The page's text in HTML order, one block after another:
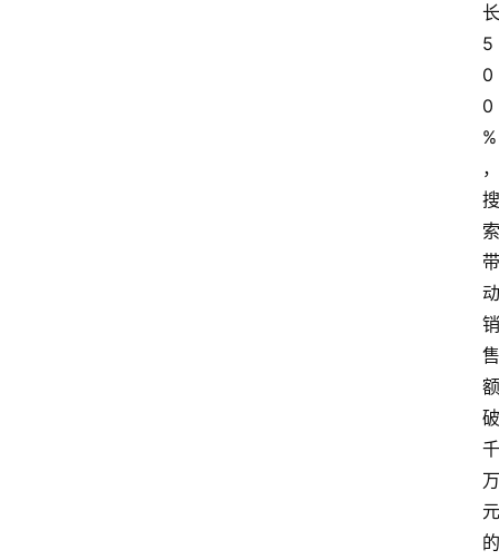
长
5
0
0
%
，
搜
索
带
动
销
售
额
破
千
万
元
的